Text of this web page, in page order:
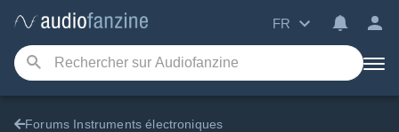
FR
Forums Instruments électroniques